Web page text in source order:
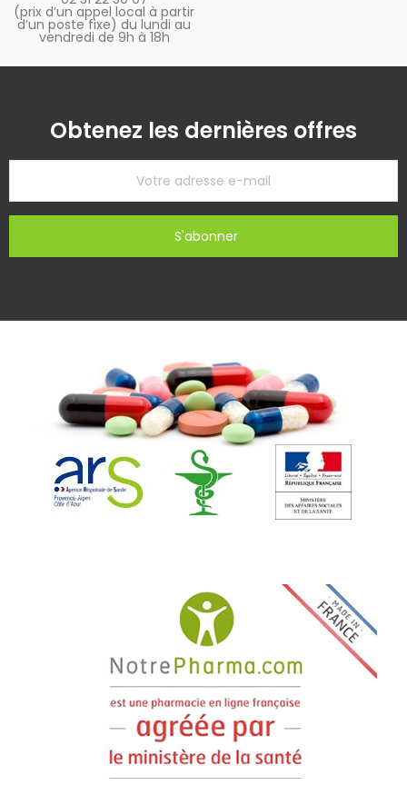
(prix d’un appel local à partir
d’un poste fixe) du lundi au
vendredi de 9h à 18h
Obtenez les dernières offres
S'abonner